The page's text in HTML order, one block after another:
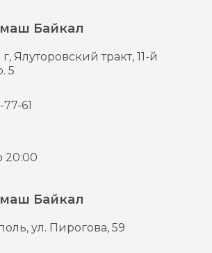
Байкал
Ялуторовский тракт, 11-й
5
61
20:00
Байкал
ул. Пирогова, 59